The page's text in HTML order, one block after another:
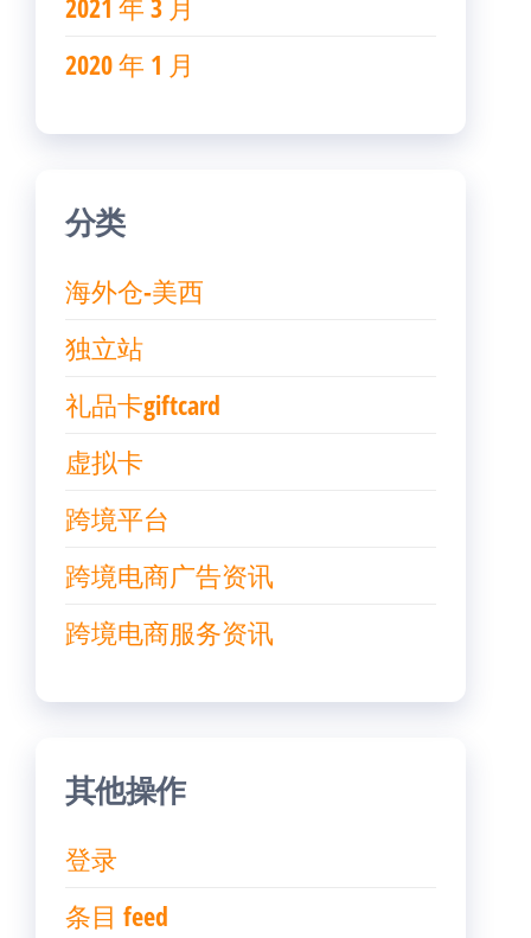
2021 年 3 月
2020 年 1 月
分类
海外仓-美西
独立站
礼品卡giftcard
虚拟卡
跨境平台
跨境电商广告资讯
跨境电商服务资讯
其他操作
登录
条目 feed